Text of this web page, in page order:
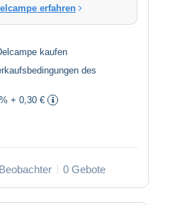
erfahren
kaufen
des
+ 0,30 €
0 Gebote